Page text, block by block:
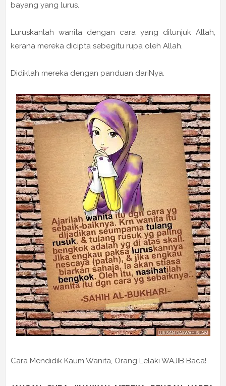
bayang yang lurus.
Luruskanlah wanita dengan cara yang ditunjuk Allah,
kerana mereka dicipta sebegitu rupa oleh Allah.
Didiklah mereka dengan panduan dariNya.
Cara Mendidik Kaum Wanita, Orang Lelaki WAJIB Baca!